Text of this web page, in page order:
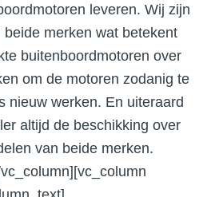
leveren. Wij zijn
merken wat betekent
buitenboordmotoren over
om de motoren zodanig te
nieuw werken. En uiteraard
altijd de beschikking over
van beide merken.